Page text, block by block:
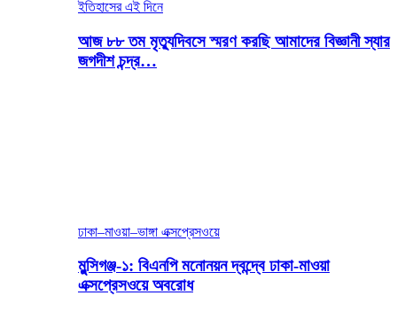
ইতিহাসের এই দিনে
আজ ৮৮ তম মৃত্যুদিবসে স্মরণ করছি আমাদের বিজ্ঞানী স্যার
জগদীশ চন্দ্র…
ঢাকা–মাওয়া–ভাঙ্গা এক্সপ্রেসওয়ে
মুন্সিগঞ্জ-১: বিএনপি মনোনয়ন দ্বন্দ্বে ঢাকা-মাওয়া
এক্সপ্রেসওয়ে অবরোধ